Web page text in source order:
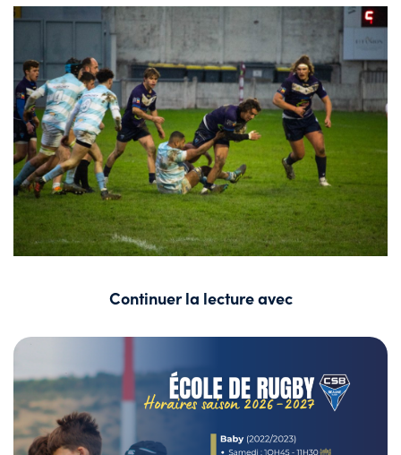
Continuer la lecture avec